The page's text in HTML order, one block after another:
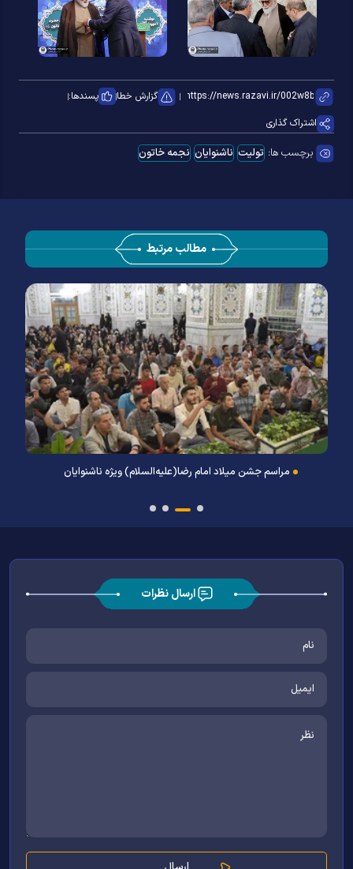
گزارش خطا
پسندها:
اشتراک گذاری
برچسب ها: تولیت ناشنوایان نجمه خاتون
مطالب مرتبط
مراسم جشن میلاد امام رضا(علیه‌السلام) ویژه ناشنوایان
ارسال نظرات